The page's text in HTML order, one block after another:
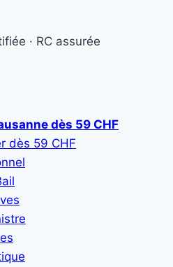
· RC assurée
dès 59 CHF
dès 59 CHF